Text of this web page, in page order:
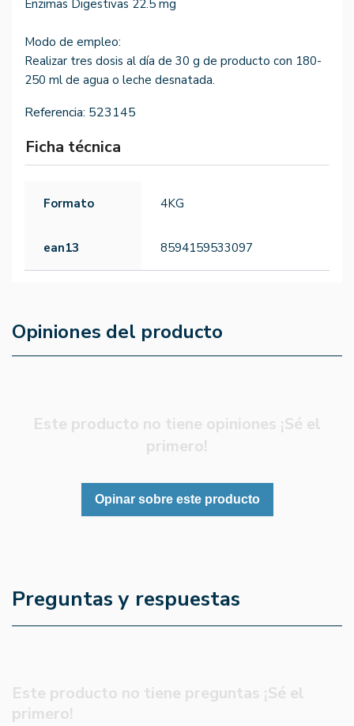
Enzimas Digestivas 22.5 mg
Modo de empleo:
Realizar tres dosis al día de 30 g de producto con 180-
250 ml de agua o leche desnatada.
Referencia: 523145
Ficha técnica
Formato 4KG
ean13 8594159533097
Opiniones del producto
Este producto no tiene opiniones ¡Sé el
primero!
Opinar sobre este producto
Preguntas y respuestas
Este producto no tiene preguntas ¡Sé el
primero!